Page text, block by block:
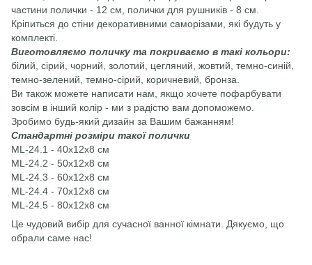
частини полички - 12 см, полички для рушників - 8 см.
Кріпиться до стіни декоративними саморізами, які будуть у
комплекті.
Виготовляємо поличку та покриваємо в такі кольори:
білий, сірий, чорний, золотий, цегляний, жовтий, темно-синій,
темно-зелений, темно-сірий, коричневий, бронза.
Ви також можете написати нам, якщо хочете пофарбувати
зовсім в інший колір - ми з радістю вам допоможемо.
Зробимо будь-який дизайн за Вашим бажанням!
Стандартні розміри такої полички
ML-24.1 - 40х12х8 см
ML-24.2 - 50х12х8 см
ML-24.3 - 60х12х8 см
ML-24.4 - 70х12х8 см
ML-24.5 - 80х12х8 см
Це чудовий вибір для сучасної ванної кімнати. Дякуємо, що
обрали саме нас!